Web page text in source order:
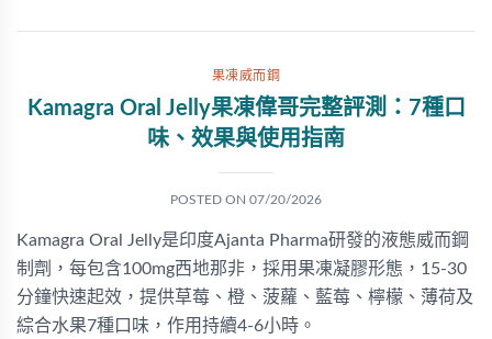
果凍威而鋼
Kamagra Oral Jelly果凍偉哥完整評測：7種口
味、效果與使用指南
POSTED ON 07/20/2026
Kamagra Oral Jelly是印度Ajanta Pharma研發的液態威而鋼
制劑，每包含100mg西地那非，採用果凍凝膠形態，15-30
分鐘快速起效，提供草莓、橙、菠蘿、藍莓、檸檬、薄荷及
綜合水果7種口味，作用持續4-6小時。